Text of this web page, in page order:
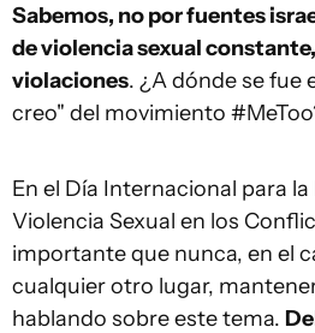
Sabemos, no por fuentes
de violencia sexual
violaciones. ¿A dónde se fue
creo" del movimiento
En el Día Internacional para
Violencia Sexual en los
importante que nunca, en el
cualquier otro lugar,
hablando sobre este tema.